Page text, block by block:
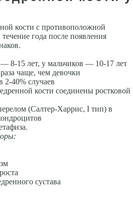
кости с противоположной
года после появ­ления
8-15 лет, у мальчиков — 10-17 лет
чаще, чем девочки
2-40% случаев
кости соединены ростковой
(Салтер-Харрис, I тип) в
сустава